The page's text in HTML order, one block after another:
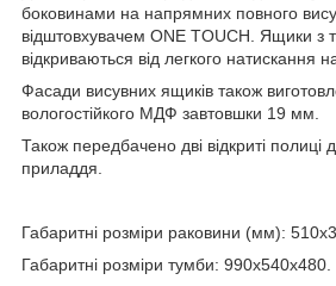
боковинами на напрямних повного
відштовхувачем ONE TOUCH. Ящики з
відкриваються від легкого натискання
Фасади висувних ящиків також
вологостійкого МДФ завтовшки 19 мм.
Також передбачено дві відкриті полиці
приладдя.
Габаритні розміри раковини (мм):
Габаритні розміри тумби: 990х540х480.